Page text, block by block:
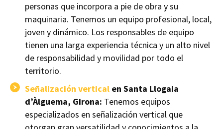
personas que incorpora a pie de obra y su
maquinaria. Tenemos un equipo profesional, local,
joven y dinámico. Los responsables de equipo
tienen una larga experiencia técnica y un alto nivel
de responsabilidad y movilidad por todo el
territorio.
Señalización vertical en Santa Llogaia
d’Àlguema, Girona: Tenemos equipos
especializados en señalización vertical que